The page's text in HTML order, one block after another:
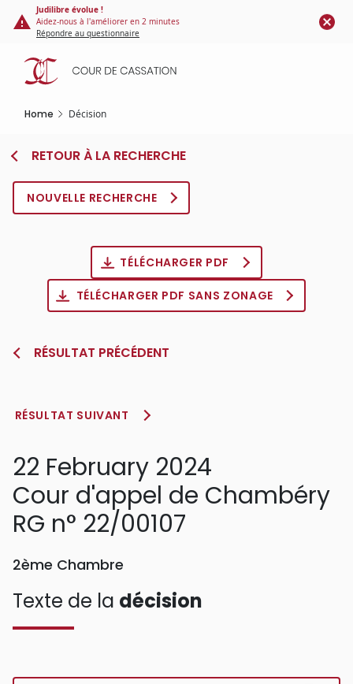
Cookies management panel
content
Judilibre évolue !
Aidez-nous à l'améliorer en 2 minutes
Répondre au questionnaire
Home Décision
RETOUR À LA RECHERCHE
NOUVELLE RECHERCHE
TÉLÉCHARGER PDF
TÉLÉCHARGER PDF SANS ZONAGE
RÉSULTAT PRÉCÉDENT
RÉSULTAT SUIVANT
22 February 2024
Cour d'appel de Chambéry
RG n° 22/00107
2ème Chambre
Texte de la décision